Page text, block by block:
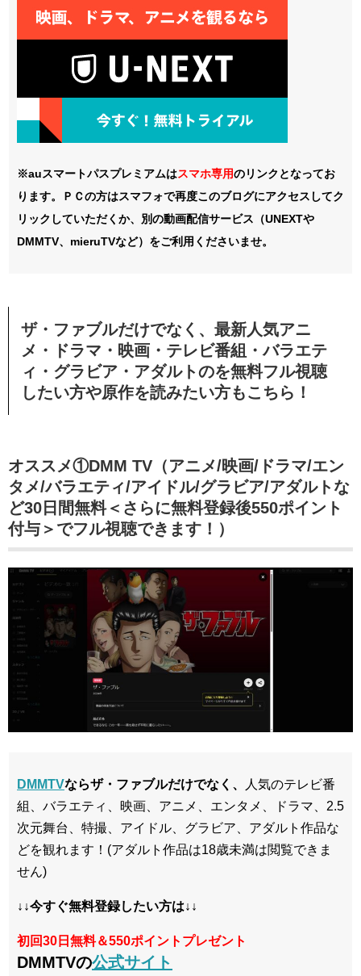
※auスマートパスプレミアムはスマホ専用のリンクとなってお
ります。ＰＣの方はスマフォで再度このブログにアクセスしてク
リックしていただくか、別の動画配信サービス（UNEXTや
DMMTV、mieruTVなど）をご利用くださいませ。
ザ・ファブルだけでなく、最新人気アニ
メ・ドラマ・映画・テレビ番組・バラエテ
ィ・グラビア・アダルトのを無料フル視聴
したい方や原作を読みたい方もこちら！
オススメ①DMM TV（アニメ/映画/ドラマ/エン
タメ/バラエティ/アイドル/グラビア/アダルトな
ど30日間無料＜さらに無料登録後550ポイント
付与＞でフル視聴できます！）
DMMTVならザ・ファブルだけでなく、
人気のテレビ番
組、バラエティ、映画、アニメ、エンタメ、ドラマ、2.5
次元舞台、特撮、アイドル、グラビア、アダルト作品な
どを観れます！(アダルト作品は18歳未満は閲覧できま
せん)
↓↓今すぐ無料登録したい方は↓↓
初回30日無料＆550ポイントプレゼント
DMMTVの公式サイト